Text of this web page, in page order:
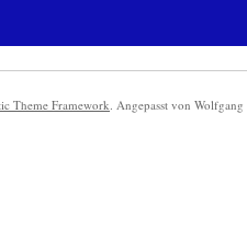
Theme Framework. Angepasst von